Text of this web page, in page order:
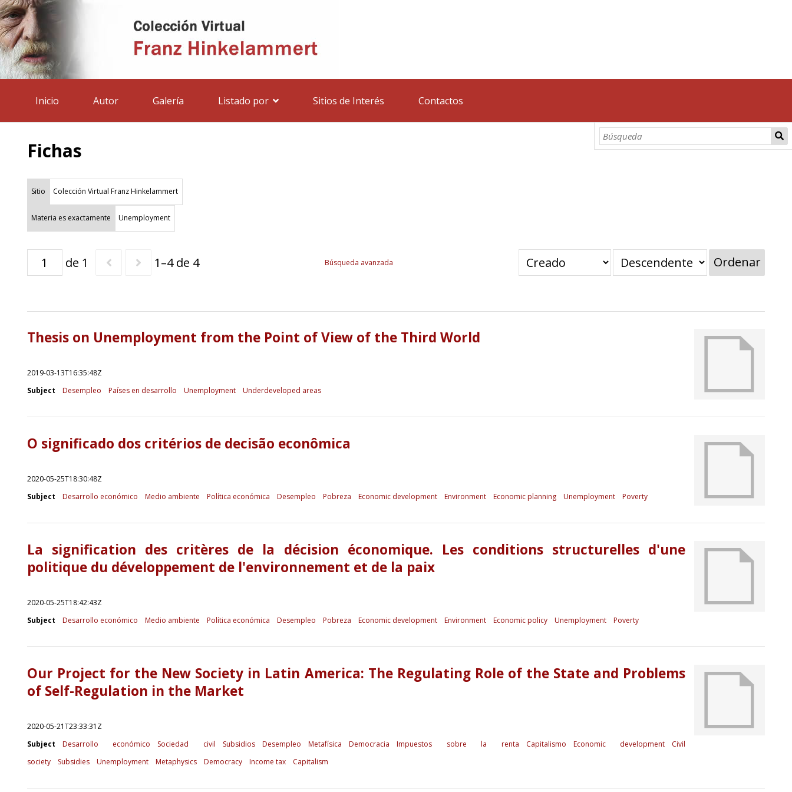
Inicio Autor Galería Listado por Sitios de Interés Contactos
Fichas
Sitio Colección Virtual Franz Hinkelammert
Materia es exactamente Unemployment
de 1 1–4 de 4 Búsqueda avanzada Ordenar
Thesis on Unemployment from the Point of View of the Third World
2019-03-13T16:35:48Z
Subject
Desempleo Países en desarrollo Unemployment Underdeveloped areas
O significado dos critérios de decisão econômica
2020-05-25T18:30:48Z
Subject
Desarrollo económico Medio ambiente Política económica Desempleo Pobreza Economic development Environment Economic planning Unemployment Poverty
La signification des critères de la décision économique. Les conditions structurelles d'une
politique du développement de l'environnement et de la paix
2020-05-25T18:42:43Z
Subject
Desarrollo económico Medio ambiente Política económica Desempleo Pobreza Economic development Environment Economic policy Unemployment Poverty
Our Project for the New Society in Latin America: The Regulating Role of the State and Problems
of Self-Regulation in the Market
2020-05-21T23:33:31Z
Subject
Desarrollo económico Sociedad civil Subsidios Desempleo Metafísica Democracia Impuestos sobre la renta Capitalismo Economic development
Civil
society
Subsidies Unemployment Metaphysics Democracy Income tax Capitalism